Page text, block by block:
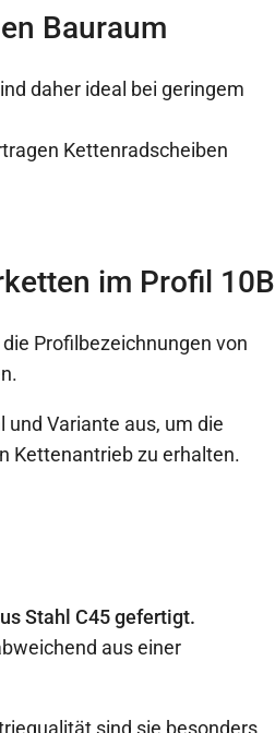
Bauraum
daher ideal bei geringem
Kettenradscheiben
im Profil 10B
Profilbezeichnungen von
Variante aus, um die
Kettenantrieb zu erhalten.
Stahl C45 gefertigt.
aus einer